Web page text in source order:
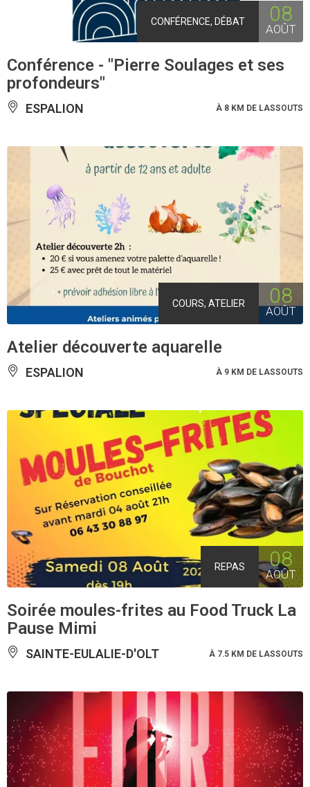
CONFÉRENCE, DÉBAT 08
AOÛT
Conférence - "Pierre Soulages et ses
profondeurs"
ESPALION À 8 KM DE LASSOUTS
COURS, ATELIER 08
AOÛT
Atelier découverte aquarelle
ESPALION À 9 KM DE LASSOUTS
REPAS 08
AOÛT
Soirée moules-frites au Food Truck La
Pause Mimi
SAINTE-EULALIE-D'OLT À 7.5 KM DE LASSOUTS